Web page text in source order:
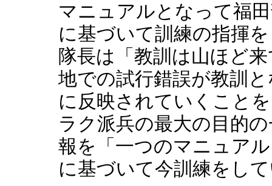
マニュアルとなって福
に基づいて訓練の指揮
隊長は「教訓は山ほど
地での試行錯誤が教訓
に反映されていくこと
ラク派兵の最大の目的
報を「一つのマニュア
に基づいて今訓練をし